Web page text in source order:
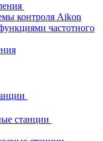
контроля Aikon
частотного
станции